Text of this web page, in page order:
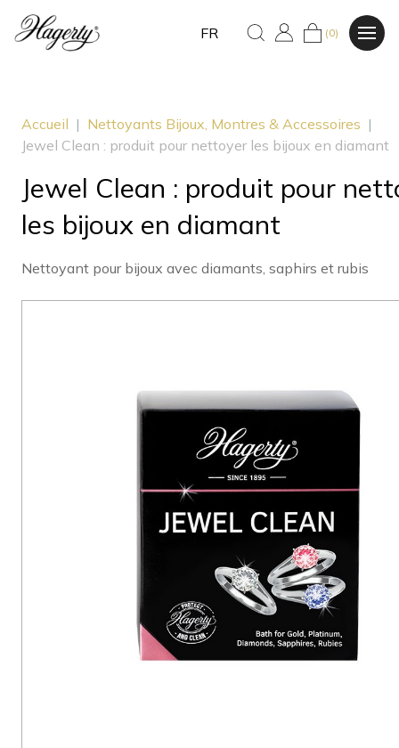
FR (0)
Accueil | Nettoyants Bijoux, Montres & Accessoires |
Jewel Clean : produit pour nettoyer les bijoux en diamant
Jewel Clean : produit pour
les bijoux en diamant
Nettoyant pour bijoux avec diamants, saphirs et rubis